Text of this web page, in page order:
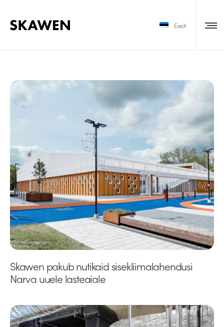
Eesti
Skawen pakub nutikaid sisekliimalahendusi
Narva uuele lasteaiale